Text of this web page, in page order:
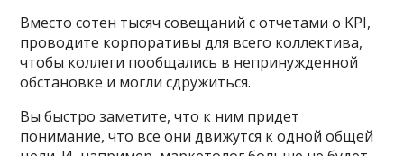
Вместо сотен тысяч совещаний с отчетами о KPI,
проводите корпоративы для всего коллектива,
чтобы коллеги пообщались в непринужденной
обстановке и могли сдружиться.
Вы быстро заметите, что к ним придет
понимание, что все они движутся к одной общей